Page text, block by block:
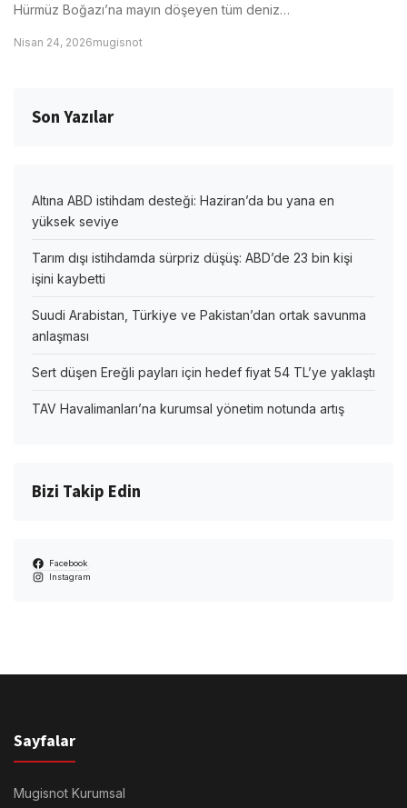
Hürmüz Boğazı’na mayın döşeyen tüm deniz…
Nisan 24, 2026mugisnot
Son Yazılar
Altına ABD istihdam desteği: Haziran’da bu yana en
yüksek seviye
Tarım dışı istihdamda sürpriz düşüş: ABD’de 23 bin kişi
işini kaybetti
Suudi Arabistan, Türkiye ve Pakistan’dan ortak savunma
anlaşması
Sert düşen Ereğli payları için hedef fiyat 54 TL’ye yaklaştı
TAV Havalimanları’na kurumsal yönetim notunda artış
Bizi Takip Edin
Facebook
Instagram
Sayfalar
Mugisnot Kurumsal